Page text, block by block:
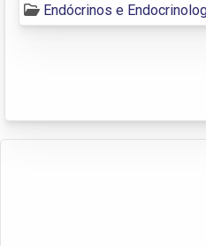
Endócrinos e